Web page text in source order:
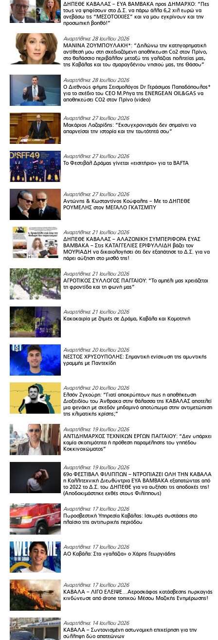
ΔΗΠΕΘΕ ΚΑΒΑΛΑΣ – ΕΥΑ ΒΑΜΒΑΚΑ προς ΔΗΜΑΡΧΟ: “Πες
τους να ψηφίσουν στο Δ.Σ. να πάρω άλλα 6,2 χιλ ευρώ να
ανεβάσω τις “ΜΕΣΟΤΟΙΧΙΕΣ” και να μου εγκρίνουν και την
προσωπική βοηθό!”
Αναρτήθηκε 28 Ιουλίου 2026
ΜΑΝΙΝΑ ΖΟΥΜΠΟΥΛΑΚΗ*: “Δηλώνω την κατηγορηματική
αντίθεσή μου στη σχεδιαζόμενη αποθήκευση Co2 στον Πρίνο,
στο θαλάσσιο περιβάλλον μεταξύ της γαλάζιας πολιτείας μας,
της Καβάλας και του σμαραγδένιου νησιού μας, της Θάσου”
Αναρτήθηκε 28 Ιουλίου 2026
Ο Διεθνούς φήμης Σεισμολόγος Dr Γεράσιμος Παπαδόπουλος*
για το σχέδιο του CEO M.Ρήγα της ENERGEAN OIL&GAS να
αποθηκεύσει CO2 στον Πρίνο (video)
Αναρτήθηκε 27 Ιουλίου 2026
Μακάριος Λαζαρίδης: “Εκσυγχρονισμός δεν σημαίνει να
απαρνείσαι την ιστορία και την ταυτότητά σου”
Αναρτήθηκε 27 Ιουλίου 2026
Το Φεστιβάλ Δράμας γίνεται «εισιτήριο» για τα BAFTA
Αναρτήθηκε 27 Ιουλίου 2026
Αντώνης & Κωσταντίνος Κούφαλης – Με το ΔΗΠΕΘΕ
ΡΟΥΜΕΛΗΣ στον ΜΕΓΑΛΟ ΓΚΑΤΣΜΠΥ
Αναρτήθηκε 21 Ιουλίου 2026
ΔΗΠΕΘΕ ΚΑΒΑΛΑΣ – ΑΛΑΖΟΝΙΚΗ ΣΥΜΠΕΡΙΦΟΡΑ ΕΥΑΣ
ΒΑΜΒΑΚΑ – Στις ΚΑΤΑΓΓΕΛΙΕΣ ΕΡΙΦΥΛΛΙΔΗ βάζει τον
ΜΟΥΡΙΑΔΗ να δικαιολογήσει ότι δεν εξαπάτησε το Δ.Σ. για να
πάρει αύξηση στο μισθό της!
Αναρτήθηκε 21 Ιουλίου 2026
ΑΓΡΟΤΙΚΟΣ ΣΥΛΛΟΓΟΣ ΠΑΓΓΑΙΟY: “Το αμπέλι μας χρειάζεται
τη φροντίδα και τη φωνή μας”
Αναρτήθηκε 21 Ιουλίου 2026
Κακοκαιρία με ζημιές σε Δράμα, Καβάλα και Κομοτηνή
Αναρτήθηκε 20 Ιουλίου 2026
ΝΕΣΤΟΣ ΧΡΥΣΟΥΠΟΛΗΣ: Σημαντική ενίσχυση της αμυντικής
γραμμής με Παντεκίδη
Αναρτήθηκε 20 Ιουλίου 2026
Ελσόν Ζγκούρη: “Γιατί αποκρύπτουν πως η αποθήκευση
Διοξειδίου του Άνθρακα στην θάλασσα της ΚΑΒΑΛΑΣ αποτελεί
μια φενάκη με σχεδόν μηδαμινό αποτύπωμα στην αντιμετώπιση
της κλιματικής κρίσης;”
Αναρτήθηκε 19 Ιουλίου 2026
ΑΝΤΙΔΗΜΑΡΧΟΣ ΤΕΧΝΙΚΩΝ ΕΡΓΩΝ ΠΑΓΓΑΙΟΥ: “Δεν υπάρχει
καμία σκοπιμότητα ή πρόθεση παραμέλησης του γηπέδου
Κοκκινοχώματος”
Αναρτήθηκε 19 Ιουλίου 2026
69ο ΦΕΣΤΙΒΑΛ ΦΙΛΙΠΠΩΝ – ΝΤΡΟΠΙΑΖΕΙ ΟΛΗ ΤΗΝ ΚΑΒΑΛΑ
η Καλλιτεχνική Διευθύντρια ΕΥΑ ΒΑΜΒΑΚΑ εξαπατώντας από
το 2022 το Δ.Σ. του ΔΗΠΕΘΕ για να αυξήσει τις αποδοχές της!
(Αποδοκιμάστηκε εχθές στους Φιλίππους)
Αναρτήθηκε 17 Ιουλίου 2026
Πυροσβεστική Υπηρεσία Καβάλας: Ισχυρές συστάσεις στο
πλαίσιο της αντιπυρικής περιόδου
Αναρτήθηκε 17 Ιουλίου 2026
ΑΟ Καβάλα: Στα «γαλάζια» ο Χάρης Γεωργιάδης
Αναρτήθηκε 17 Ιουλίου 2026
ΚΑΒΑΛΑ – ΛΙΓΟ ΕΛΕΙΨΕ…Αεροσκάφος κατάσβεσης πυρκαγιάς
κινδύνευσε από drone τοπικού Μέσου Μαζικής Ενημέρωσης!
Αναρτήθηκε 14 Ιουλίου 2026
ΚΑΒΑΛΑ – Συντονισμένη αστυνομική επιχείρηση για την
σύλληψη δύο απατεώνων